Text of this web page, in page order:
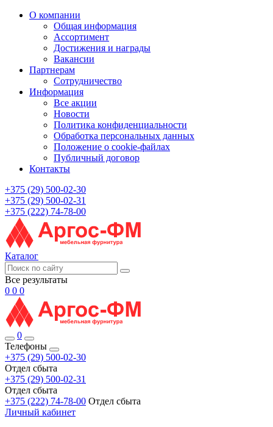
О компании
Общая информация
Ассортимент
Достижения и награды
Вакансии
Партнерам
Сотрудничество
Информация
Все акции
Новости
Политика конфиденциальности
Обработка персональных данных
Положение о cookie-файлах
Публичный договор
Контакты
+375 (29) 500-02-30
+375 (29) 500-02-31
+375 (222) 74-78-00
Каталог
Все результаты
0 0 0
0
Телефоны
+375 (29) 500-02-30
Отдел сбыта
+375 (29) 500-02-31
Отдел сбыта
+375 (222) 74-78-00 Отдел сбыта
Личный кабинет